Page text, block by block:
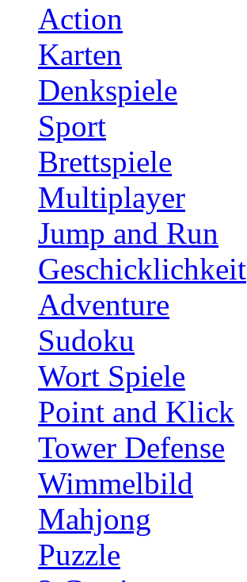
Action
Karten
Denkspiele
Sport
Brettspiele
Multiplayer
Jump and Run
Geschicklichkeit
Adventure
Sudoku
Wort Spiele
Point and Klick
Tower Defense
Wimmelbild
Mahjong
Puzzle